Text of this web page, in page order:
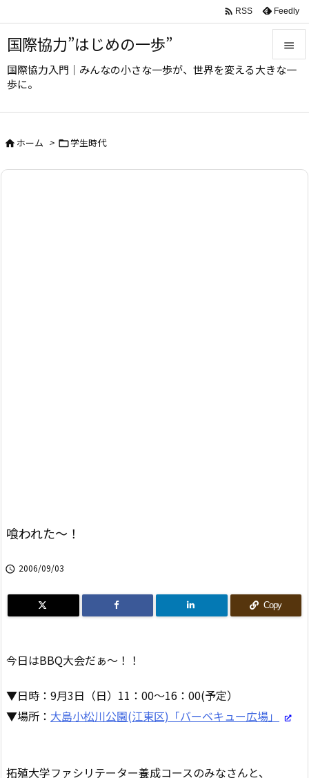
国際協力”はじめの一歩”
国際協力入門｜みんなの小さな一歩が、世界を変える大きな一
歩に。



 RSS Feedly
ホーム > 学生時代
喰われた〜！
 2006/09/03
Copy
今日はBBQ大会だぁ〜！！
▼日時：9月3日（日）11：00〜16：00(予定）
▼場所： 大島小松川公園(江東区)「バーベキュー広場」
拓殖大学ファシリテーター養成コースのみなさんと、